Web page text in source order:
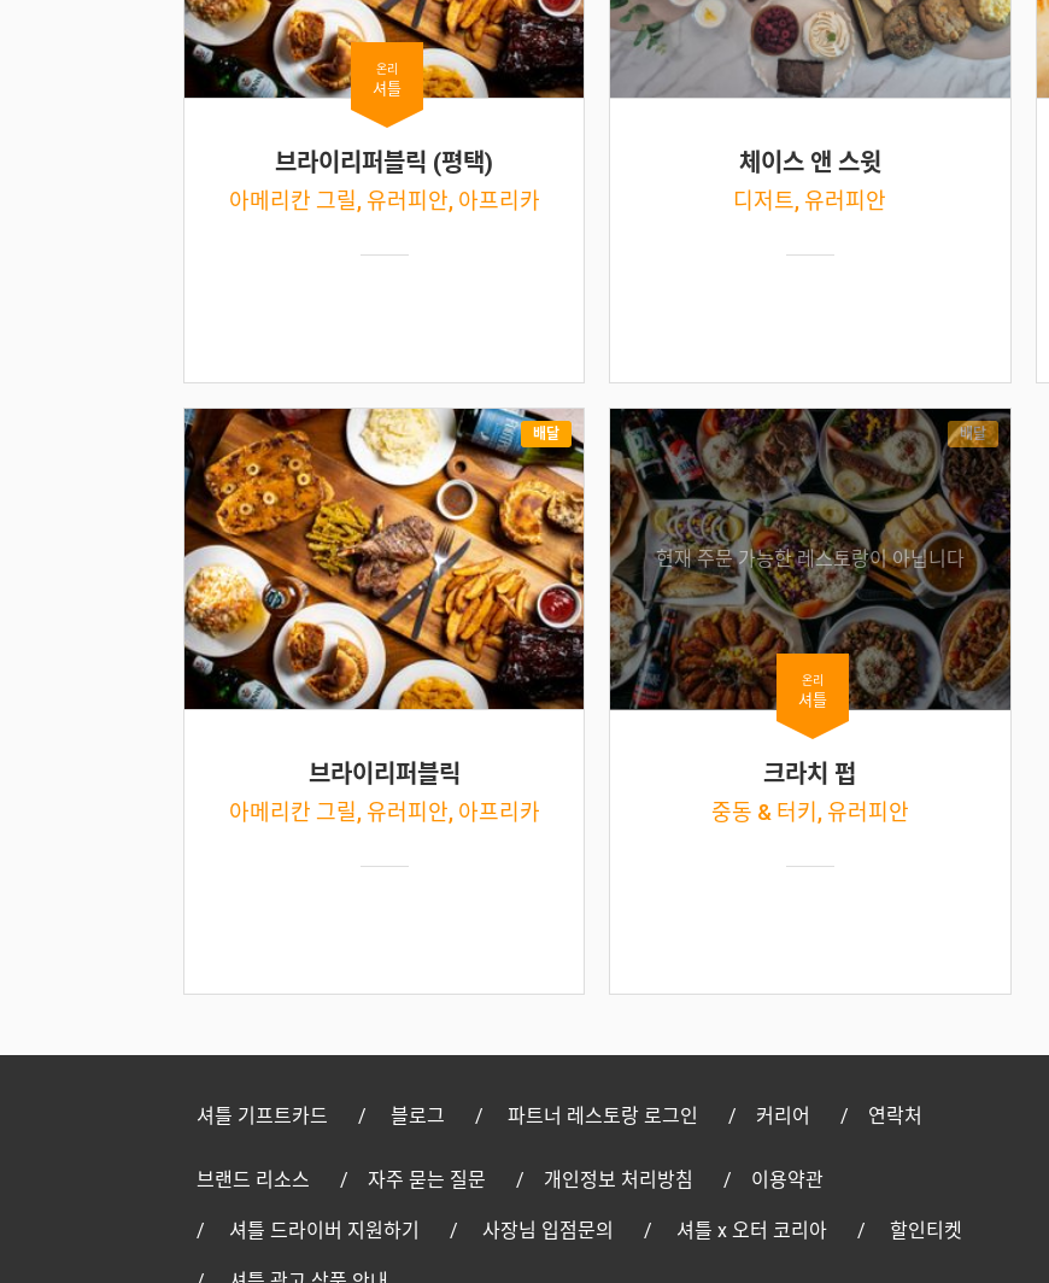
온리
셔틀
브라이리퍼블릭 (평택)
아메리칸 그릴, 유러피안, 아프리카
체이스 앤 스윗
디저트, 유러피안
배달
브라이리퍼블릭
아메리칸 그릴, 유러피안, 아프리카
배달
현재 주문 가능한 레스토랑이 아닙니다
온리
셔틀
크라치 펍
중동 & 터키, 유러피안
셔틀 기프트카드 블로그 파트너 레스토랑 로그인 커리어 연락처
브랜드 리소스 자주 묻는 질문 개인정보 처리방침 이용약관
셔틀 드라이버 지원하기 사장님 입점문의 셔틀 x 오터 코리아 할인티켓